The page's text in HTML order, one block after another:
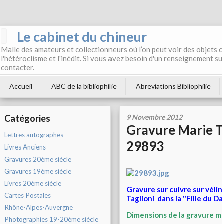
Le cabinet du chineur
Malle des amateurs et collectionneurs où l’on peut voir des
l'hétéroclisme et l'inédit. Si vous avez besoin d'un renseignement
contacter.
Accueil ABC de la bibliophilie Abreviations Bibliophilie
Catégories
Lettres autographes
Livres Anciens
Gravures 20ème siècle
Gravures 19ème siècle
Livres 20ème siècle
Cartes Postales
Rhône-Alpes-Auvergne
Photographies 19-20ème siècle
9 Novembre 2012
Gravure Marie
29893
Gravure sur cuivre sur
Taglioni dans la "Fille du
Dimensions de la gravure